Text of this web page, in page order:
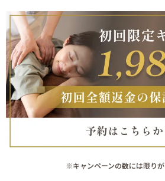
※キャンペーンの数には限りが